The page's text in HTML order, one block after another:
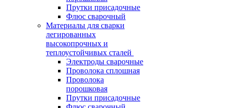
Прутки присадочные
Флюс сварочный
Материалы для сварки
легированных
высокопрочных и
теплоустойчивых сталей
Электроды сварочные
Проволока сплошная
Проволока
порошковая
Прутки присадочные